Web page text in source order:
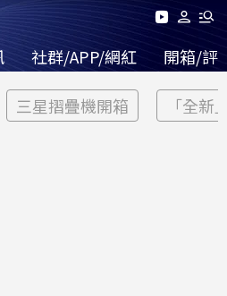
社群/APP/網紅 開箱/評
三星摺疊機開箱 「全新